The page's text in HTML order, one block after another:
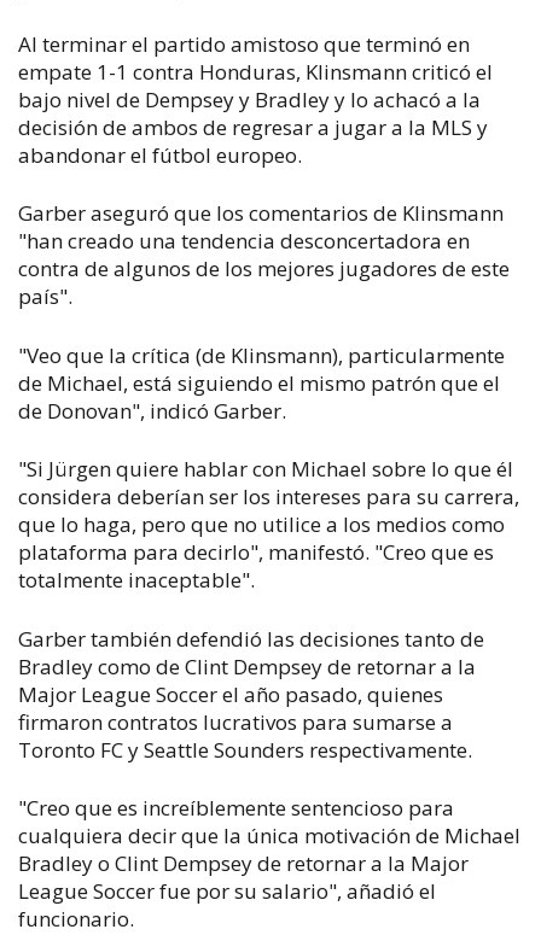
Al terminar el partido amistoso que terminó en
empate 1-1 contra Honduras, Klinsmann criticó el
bajo nivel de Dempsey y Bradley y lo achacó a la
decisión de ambos de regresar a jugar a la MLS y
abandonar el fútbol europeo.
Garber aseguró que los comentarios de Klinsmann
"han creado una tendencia desconcertadora en
contra de algunos de los mejores jugadores de este
país".
"Veo que la crítica (de Klinsmann), particularmente
de Michael, está siguiendo el mismo patrón que el
de Donovan", indicó Garber.
"Si Jürgen quiere hablar con Michael sobre lo que él
considera deberían ser los intereses para su carrera,
que lo haga, pero que no utilice a los medios como
plataforma para decirlo", manifestó. "Creo que es
totalmente inaceptable".
Garber también defendió las decisiones tanto de
Bradley como de Clint Dempsey de retornar a la
Major League Soccer el año pasado, quienes
firmaron contratos lucrativos para sumarse a
Toronto FC y Seattle Sounders respectivamente.
"Creo que es increíblemente sentencioso para
cualquiera decir que la única motivación de Michael
Bradley o Clint Dempsey de retornar a la Major
League Soccer fue por su salario", añadió el
funcionario.